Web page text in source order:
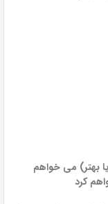
بهتر) می خواهم
کرد